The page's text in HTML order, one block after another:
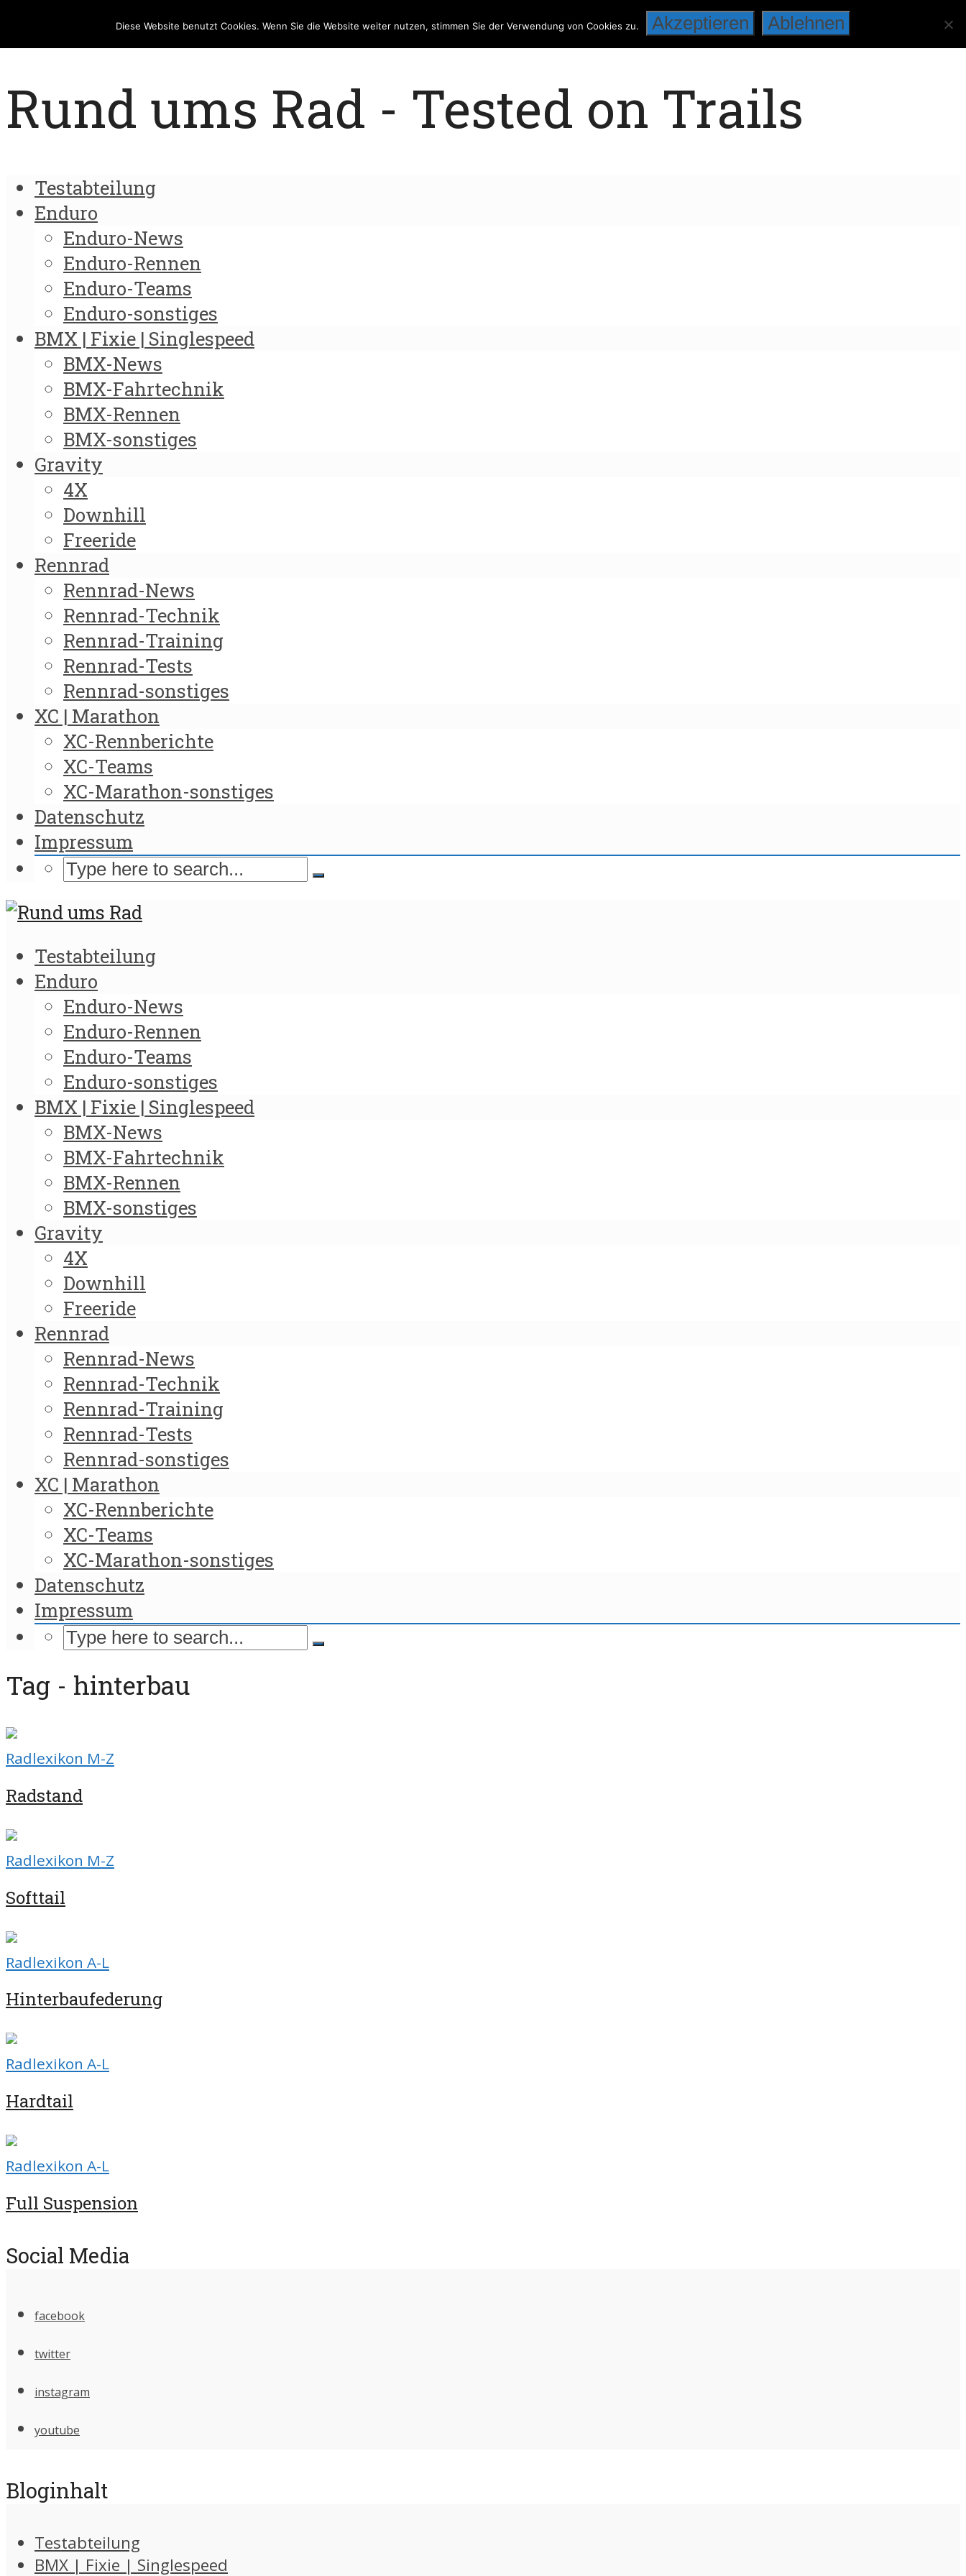
Rund ums Rad - Tested on Trails
Testabteilung
Enduro
Enduro-News
Enduro-Rennen
Enduro-Teams
Enduro-sonstiges
BMX | Fixie | Singlespeed
BMX-News
BMX-Fahrtechnik
BMX-Rennen
BMX-sonstiges
Gravity
4X
Downhill
Freeride
Rennrad
Rennrad-News
Rennrad-Technik
Rennrad-Training
Rennrad-Tests
Rennrad-sonstiges
XC | Marathon
XC-Rennberichte
XC-Teams
XC-Marathon-sonstiges
Datenschutz
Impressum
Testabteilung
Enduro
Enduro-News
Enduro-Rennen
Enduro-Teams
Enduro-sonstiges
BMX | Fixie | Singlespeed
BMX-News
BMX-Fahrtechnik
BMX-Rennen
BMX-sonstiges
Gravity
4X
Downhill
Freeride
Rennrad
Rennrad-News
Rennrad-Technik
Rennrad-Training
Rennrad-Tests
Rennrad-sonstiges
XC | Marathon
XC-Rennberichte
XC-Teams
XC-Marathon-sonstiges
Datenschutz
Impressum
Tag - hinterbau
Radlexikon M-Z
Radstand
Radlexikon M-Z
Softtail
Radlexikon A-L
Hinterbaufederung
Radlexikon A-L
Hardtail
Radlexikon A-L
Full Suspension
Social Media
facebook
twitter
instagram
youtube
Bloginhalt
Testabteilung
BMX | Fixie | Singlespeed
Diese Website benutzt Cookies. Wenn Sie die Website weiter nutzen, stimmen Sie der Verwendung von Cookies zu. Akzeptieren Ablehnen